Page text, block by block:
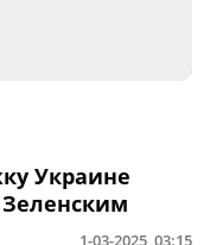
Украине
1-03-2025, 03:15